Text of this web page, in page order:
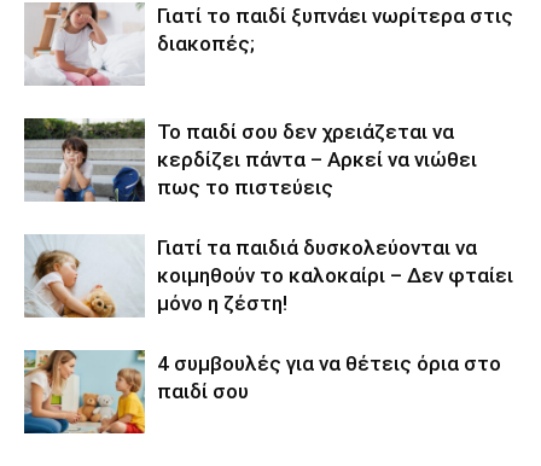
Γιατί το παιδί ξυπνάει νωρίτερα στις
διακοπές;
Το παιδί σου δεν χρειάζεται να
κερδίζει πάντα – Αρκεί να νιώθει
πως το πιστεύεις
Γιατί τα παιδιά δυσκολεύονται να
κοιμηθούν το καλοκαίρι – Δεν φταίει
μόνο η ζέστη!
4 συμβουλές για να θέτεις όρια στο
παιδί σου